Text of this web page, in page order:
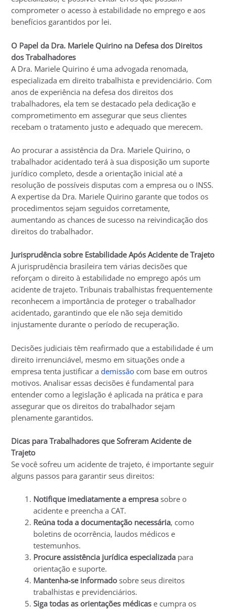
comprometer o acesso à estabilidade no emprego e aos
benefícios garantidos por lei.
O Papel da Dra. Mariele Quirino na Defesa dos Direitos
dos Trabalhadores
A Dra. Mariele Quirino é uma advogada renomada,
especializada em direito trabalhista e previdenciário. Com
anos de experiência na defesa dos direitos dos
trabalhadores, ela tem se destacado pela dedicação e
comprometimento em assegurar que seus clientes
recebam o tratamento justo e adequado que merecem.
Ao procurar a assistência da Dra. Mariele Quirino, o
trabalhador acidentado terá à sua disposição um suporte
jurídico completo, desde a orientação inicial até a
resolução de possíveis disputas com a empresa ou o INSS.
A expertise da Dra. Mariele Quirino garante que todos os
procedimentos sejam seguidos corretamente,
aumentando as chances de sucesso na reivindicação dos
direitos do trabalhador.
Jurisprudência sobre Estabilidade Após Acidente de Trajeto
A jurisprudência brasileira tem várias decisões que
reforçam o direito à estabilidade no emprego após um
acidente de trajeto. Tribunais trabalhistas frequentemente
reconhecem a importância de proteger o trabalhador
acidentado, garantindo que ele não seja demitido
injustamente durante o período de recuperação.
Decisões judiciais têm reafirmado que a estabilidade é um
direito irrenunciável, mesmo em situações onde a
empresa tenta justificar ademissão com base em outros
motivos. Analisar essas decisões é fundamental para
entender como a legislação é aplicada na prática e para
assegurar que os direitos do trabalhador sejam
plenamente garantidos.
Dicas para Trabalhadores que Sofreram Acidente de
Trajeto
Se você sofreu um acidente de trajeto, é importante seguir
alguns passos para garantir seus direitos:
Notifique imediatamente a empresa sobre o
acidente e preencha a CAT.
Reúna toda a documentação necessária, como
boletins de ocorrência, laudos médicos e
testemunhos.
Procure assistência jurídica especializada para
orientação e suporte.
Mantenha-se informado sobre seus direitos
trabalhistas e previdenciários.
Siga todas as orientações médicas e cumpra os